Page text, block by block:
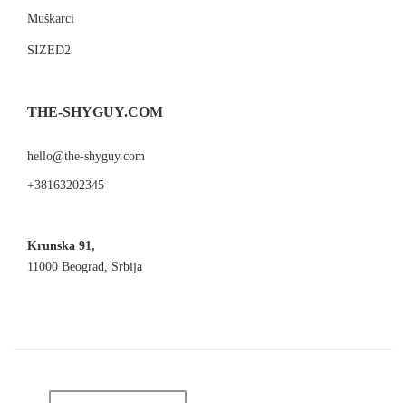
Muškarci
SIZED2
THE-SHYGUY.COM
hello@the-shyguy.com
+38163202345
Krunska 91,
11000 Beograd, Srbija